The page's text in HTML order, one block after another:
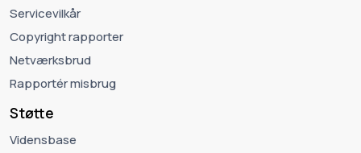
Servicevilkår
Copyright rapporter
Netværksbrud
Rapportér misbrug
Støtte
Vidensbase